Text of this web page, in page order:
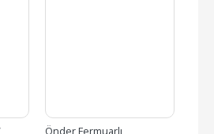
Önder Fermuarlı